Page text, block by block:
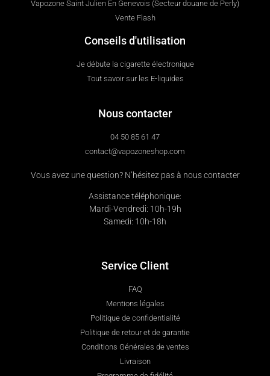
Vapozone Saint Julien En Genevois (Secteur douane de Perly)
Vente Flash
Conseils d'utilisation
Je débute la cigarette électronique
Tout savoir sur les E-liquides
Nous contacter
04 50 85 61 47
contact@vapozoneshop.com
Vous avez une question? N’hésitez pas à nous contacter
Assistance téléphonique:
Mardi-Vendredi: 10h-19h
Samedi: 10h-18h
Service Client
FAQ
Mentions légales
Politique de confidentialité
Politique de retour et de garantie
Conditions Générales de ventes
Livraison